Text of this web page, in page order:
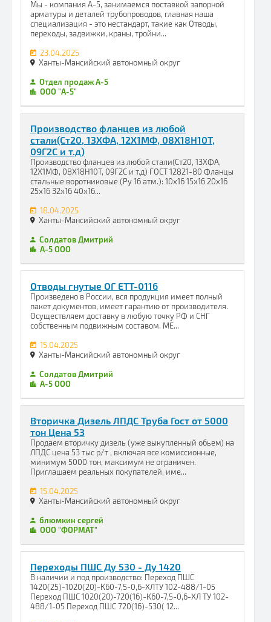
Мы - компания А-5, занимаемся поставкой запорной
арматуры и деталей трубопроводов, главная наша
специализация - это нестандарт, такие как Отводы,
переходы, задвижки, краны, тройни...
23.04.2025
Ханты-Мансийский автономный округ
Отдел продаж А-5
ООО "А-5"
Производство фланцев из любой
стали(Ст20, 13ХФА, 12Х1МФ, 08Х18Н10Т,
09Г2С и т.д)
Производство фланцев из любой стали(Ст20, 13ХФА,
12Х1МФ, 08Х18Н10Т, 09Г2С и т.д) ГОСТ 12821-80 Фланцы
стальные воротниковые (Ру 16 атм.): 10х16 15х16 20х16
25х16 32х16 40х16...
18.04.2025
Ханты-Мансийский автономный округ
Солдатов Дмитрий
А-5 ООО
Отводы гнутые ОГ ЕТТ-0116
Произведено в России, вся продукция имеет полный
пакет документов, имеет гарантию от производителя.
Осуществляем доставку в любую точку РФ и СНГ
собственным подвижным составом. МЕ...
15.04.2025
Ханты-Мансийский автономный округ
Солдатов Дмитрий
А-5 ООО
Вторичка Дизель ЛПДС Труба Гост от 5000
тон Цена 53
Продаем вторичку дизель (уже выкупленный обьем) на
ЛПДС цена 53 тыс р/т , включая все комиссионные,
минимум 5000 тон, максимум не ограничен.
Приглашаем реальных покупателей, име...
15.04.2025
Ханты-Мансийский автономный округ
блюмкин сергей
ООО "ФОРМАТ"
Переходы ПШС Ду 530 - Ду 1420
В наличии и под производство: Переход ПШС
1420(25)-1020(20)-К60-7,5-0,6-ХЛТУ 102-488/1-05
Переход ПШС 1020(20)-720(16)-К60-7,5-0,6-ХЛ ТУ 102-
488/1-05 Переход ПШС 720(16)-530( 12...